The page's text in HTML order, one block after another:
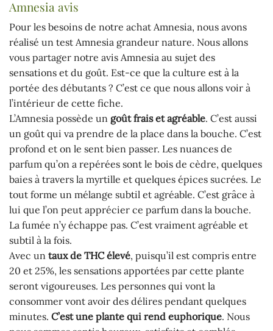
Amnesia avis
Pour les besoins de notre achat Amnesia, nous avons
réalisé un test Amnesia grandeur nature. Nous allons
vous partager notre avis Amnesia au sujet des
sensations et du goût. Est-ce que la culture est à la
portée des débutants ? C’est ce que nous allons voir à
l’intérieur de cette fiche.
L’Amnesia possède un goût frais et agréable. C’est aussi
un goût qui va prendre de la place dans la bouche. C’est
profond et on le sent bien passer. Les nuances de
parfum qu’on a repérées sont le bois de cèdre, quelques
baies à travers la myrtille et quelques épices sucrées. Le
tout forme un mélange subtil et agréable. C’est grâce à
lui que l’on peut apprécier ce parfum dans la bouche.
La fumée n’y échappe pas. C’est vraiment agréable et
subtil à la fois.
Avec un taux de THC élevé, puisqu’il est compris entre
20 et 25%, les sensations apportées par cette plante
seront vigoureuses. Les personnes qui vont la
consommer vont avoir des délires pendant quelques
minutes. C’est une plante qui rend euphorique. Nous